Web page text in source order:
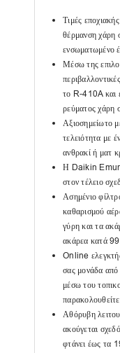
Τιμές
θέρμανση χάρη
ενσωματωμένο
Μέσω της
το R-410A και
ρεύματος χάρη
Αξιοσημείωτο
τελειότητα με
ανθρακί ή ματ
Η Daikin Emura
στον τέλειο
Ασημένιο
καθαρισμού
γύρη και τα
ακάρεα κατά
Online
σας μονάδα από
μέσω του
Αθόρυβη
ακούγεται
φτάνει έως τα